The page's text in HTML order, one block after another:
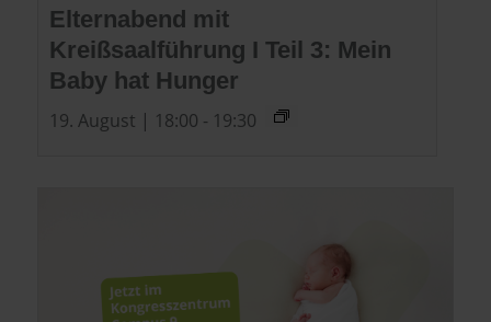
Elternabend mit
Kreißsaalführung I Teil 3: Mein
Baby hat Hunger
19. August | 18:00 - 19:30